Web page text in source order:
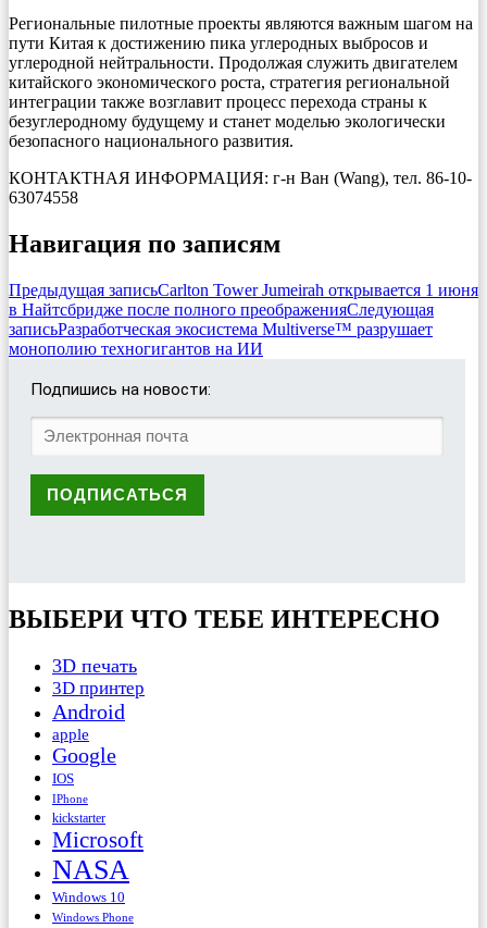
Региональные пилотные проекты являются важным шагом на
пути Китая к достижению пика углеродных выбросов и
углеродной нейтральности. Продолжая служить двигателем
китайского экономического роста, стратегия региональной
интеграции также возглавит процесс перехода страны к
безуглеродному будущему и станет моделью экологически
безопасного национального развития.
КОНТАКТНАЯ ИНФОРМАЦИЯ: г-н Ван (Wang), тел. 86-10-
63074558
Навигация по записям
Предыдущая записьCarlton Tower Jumeirah открывается 1 июня
в Найтсбридже после полного преображенияСледующая
записьРазработческая экосистема Multiverse™ разрушает
монополию техногигантов на ИИ
Подпишись на новости:
ВЫБЕРИ ЧТО ТЕБЕ ИНТЕРЕСНО
3D печать
3D принтер
Android
apple
Google
IOS
IPhone
kickstarter
Microsoft
NASA
Windows 10
Windows Phone